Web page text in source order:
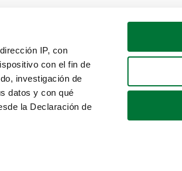
IP, con
con el fin de
investigación de
datos y con qué
la Declaración de